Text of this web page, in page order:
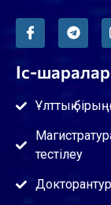
Іс-
Ұлттық
тестілеу